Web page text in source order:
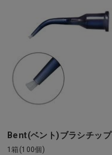
Bent(ベント)ブラシチップ
1箱(100個)